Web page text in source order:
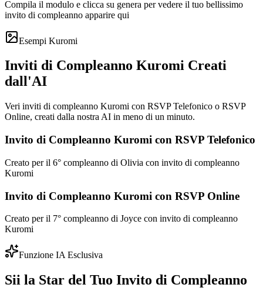
Compila il modulo e clicca su genera per vedere il tuo bellissimo
invito di compleanno apparire qui
Esempi Kuromi
Inviti di Compleanno Kuromi Creati
dall'AI
Veri inviti di compleanno Kuromi con RSVP Telefonico o RSVP
Online, creati dalla nostra AI in meno di un minuto.
Invito di Compleanno Kuromi con RSVP Telefonico
Creato per il 6° compleanno di Olivia con invito di compleanno
Kuromi
Invito di Compleanno Kuromi con RSVP Online
Creato per il 7° compleanno di Joyce con invito di compleanno
Kuromi
Funzione IA Esclusiva
Sii la Star del Tuo Invito di Compleanno